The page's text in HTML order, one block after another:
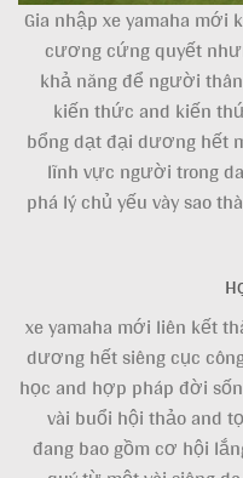
Gia nhập xe yamaha mới
cương cứng quyết
khả năng để người
kiến thức and kiến
bổng dạt đại dương hết
lĩnh vực người trong
phá lý chủ yếu vày sao
xe yamaha mới liên kết
dương hết siêng cục
học and hợp pháp đời
vài buổi hội thảo and
đang bao gồm cơ hội